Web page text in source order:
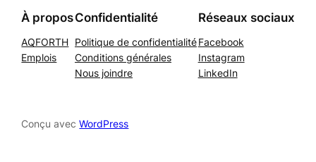
À propos
AQFORTH
Emplois
Confidentialité
Politique de confidentialité
Conditions générales
Nous joindre
Réseaux sociaux
Facebook
Instagram
LinkedIn
Conçu avecWordPress